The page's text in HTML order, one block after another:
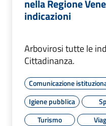
nella Regione
indicazioni
Arbovirosi tutte le
Cittadinanza.
Comunicazione
Igiene pubblica
Turismo